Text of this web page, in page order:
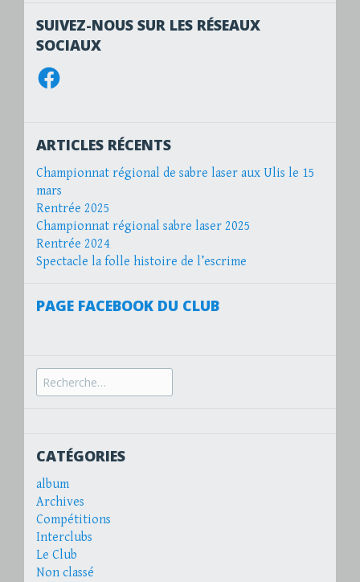
SUIVEZ-NOUS SUR LES RÉSEAUX
SOCIAUX
Facebook
ARTICLES RÉCENTS
Championnat régional de sabre laser aux Ulis le 15
mars
Rentrée 2025
Championnat régional sabre laser 2025
Rentrée 2024
Spectacle la folle histoire de l’escrime
PAGE FACEBOOK DU CLUB
Recherche
pour :
CATÉGORIES
album
Archives
Compétitions
Interclubs
Le Club
Non classé